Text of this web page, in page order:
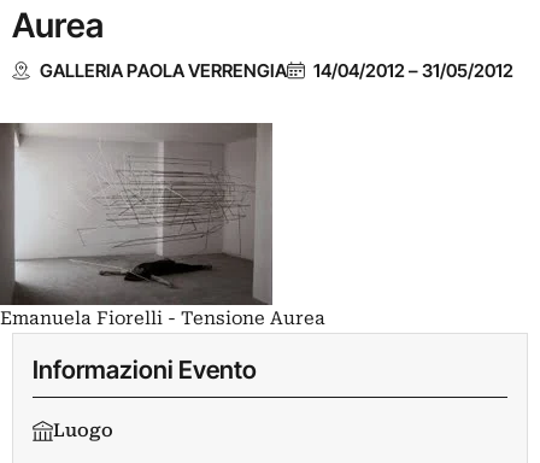
Aurea
GALLERIA PAOLA VERRENGIA 14/04/2012–31/05/2012
Emanuela Fiorelli - Tensione Aurea
Informazioni Evento
Luogo